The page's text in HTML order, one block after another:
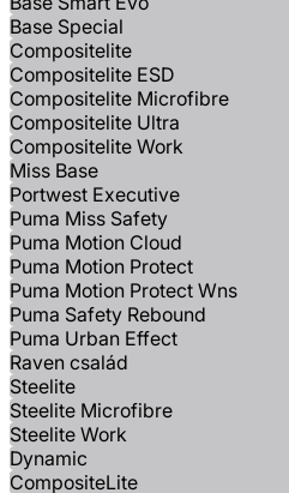
Base Special
Compositelite
Compositelite ESD
Compositelite Microfibre
Compositelite Ultra
Compositelite Work
Miss Base
Portwest Executive
Puma Miss Safety
Puma Motion Cloud
Puma Motion Protect
Puma Motion Protect Wns
Puma Safety Rebound
Puma Urban Effect
Raven család
Steelite
Steelite Microfibre
Steelite Work
Dynamic
CompositeLite